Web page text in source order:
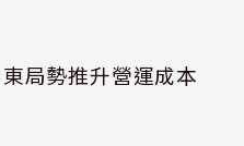
局勢推升營運成本